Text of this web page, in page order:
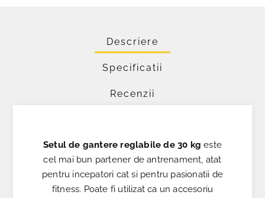
Descriere
Specificatii
Recenzii
Setul de gantere reglabile de 30 kg este
cel mai bun partener de antrenament, atat
pentru incepatori cat si pentru pasionatii de
fitness. Poate fi utilizat ca un accesoriu